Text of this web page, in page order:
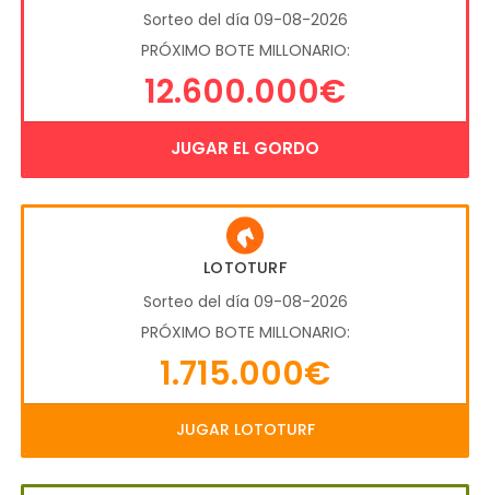
Sorteo del día 09-08-2026
PRÓXIMO BOTE MILLONARIO:
12.600.000€
JUGAR EL GORDO
LOTOTURF
Sorteo del día 09-08-2026
PRÓXIMO BOTE MILLONARIO:
1.715.000€
JUGAR LOTOTURF